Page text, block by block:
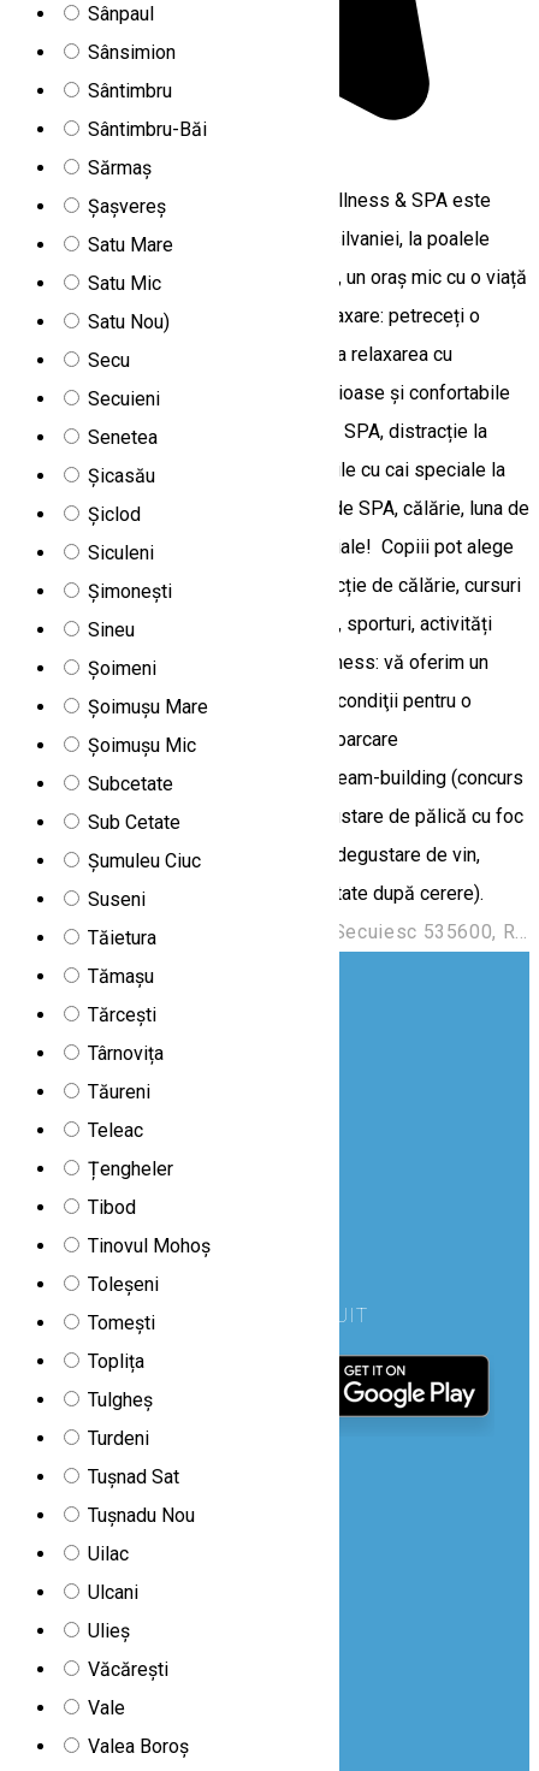
Sânpaul
Sânsimion
Sântimbru
Sântimbru-Băi
Sărmaș
Șașvereș
Satu Mare
Satu Mic
Satu Nou)
Secu
Secuieni
Senetea
Șicasău
Șiclod
Siculeni
Șimonești
Sineu
Șoimeni
Șoimușu Mare
Șoimușu Mic
Subcetate
Sub Cetate
Șumuleu Ciuc
Suseni
Tăietura
Tămașu
Tărcești
Târnovița
Tăureni
Teleac
Țengheler
Tibod
Tinovul Mohoș
Toleșeni
Tomești
Toplița
Tulgheș
Turdeni
Tușnad Sat
Tușnadu Nou
Uilac
Ulcani
Ulieș
Văcărești
Vale
Valea Boroș
1 recenzie
Complexul Septimia Resort - Hotel, Wellness & SPA este
situat în centrul României, în estul Transilvaniei, la poalele
munţilor Harghita, în Odorheiu Secuiesc, un oraș mic cu o viață
culturală foarte activă. Răsfățare și relaxare: petreceți o
vacanță senzațională unde puteți îmbina relaxarea cu
programe active: ohihnă în camere spațioase și confortabile
de 3 sau 4 stele, răsfățare la centrul de SPA, distracție la
centrul de bowling, momente memorabile cu cai speciale la
centrul de ecvestru. Alegeți pachetele de SPA, călărie, luna de
miere și nu ratați ofertele noastre speciale! Copiii pot alege
dintre programe variate cum ar fi: instrucție de călărie, cursuri
de înot, jocuri în apă, cursuri de bowling, sporturi, activități
creative, teren de joc. Cu scop de business: vă oferim un
mediu rafinat şi elegant și vă asigurăm condiţii pentru o
afacere de succes: sală de conferință, parcare
supravegheată, WiFI gratuit, oferte de team-building (concurs
de bowling, karaoke, cursuri de gătit, gustare de pălică cu foc
de tabără, grill party, program folcloric, degustare de vin,
detoxifiere în grup, excursii și exclusivitate după cerere).
Strada Orbán Balázs 106, Odorheiu Secuiesc 535600, Romania
DESCARCĂ GRATUIT
la newsletter
Despre noi
Contactează-ne